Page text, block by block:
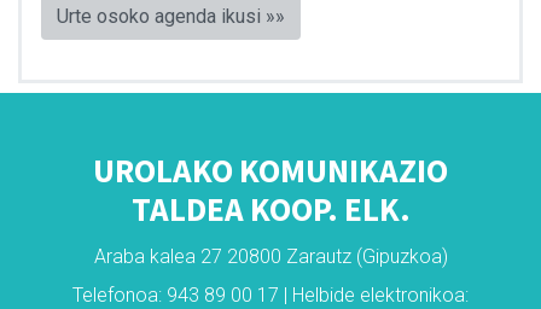
Urte osoko agenda ikusi »»
UROLAKO KOMUNIKAZIO
TALDEA KOOP. ELK.
Araba kalea 27 20800 Zarautz (Gipuzkoa)
Telefonoa: 943 89 00 17 | Helbide elektronikoa: